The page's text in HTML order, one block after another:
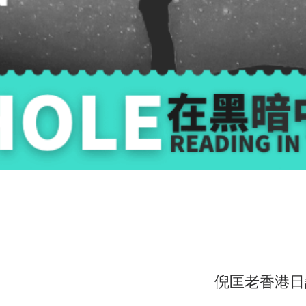
倪匡老香港